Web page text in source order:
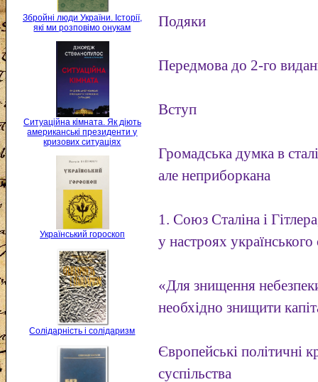
Збройні люди України. Історії,
які ми розповімо онукам
Ситуаційна кімната. Як діють
американські президенти у
кризових ситуаціях
Український гороскоп
Солідарність і солідаризм
Подяки
Передмова до 2-го
Вступ
Громадська думка в
але неприборкана
1. Союз Сталіна і
у настроях українського
«Для знищення небезпеки
необхідно знищити
Європейські політичні
суспільства